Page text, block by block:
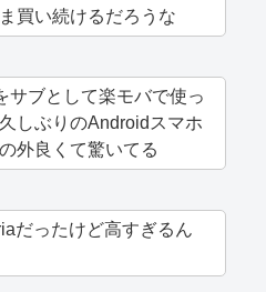
買い続けるだろうな
サブとして楽モバで使っ
しぶりのAndroidスマホ
外良くて驚いてる
だったけど高すぎるん